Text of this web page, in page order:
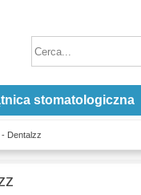
stomatologiczna
- Dentalzz